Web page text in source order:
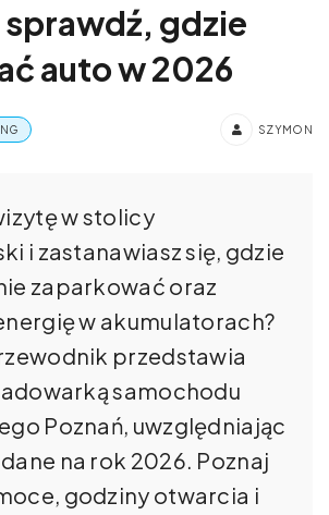
sprawdź, gdzie
auto w 2026
SZYMON
w stolicy
i zastanawiasz się, gdzie
zaparkować oraz
w akumulatorach?
przedstawia
samochodu
Poznań, uwzględniając
na rok 2026. Poznaj
godziny otwarcia i